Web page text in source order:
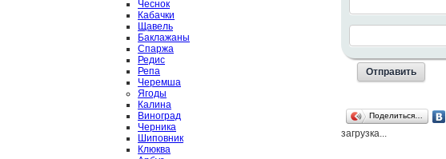
Чеснок
Кабачки
Щавель
Баклажаны
Спаржа
Редис
Репа
Черемша
Ягоды
Калина
Виноград
Черника
Шиповник
Клюква
Поделиться…
загрузка...